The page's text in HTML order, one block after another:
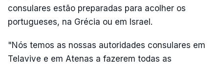
consulares estão preparadas para acolher os
portugueses, na Grécia ou em Israel.
"Nós temos as nossas autoridades consulares em
Telavive e em Atenas a fazerem todas as